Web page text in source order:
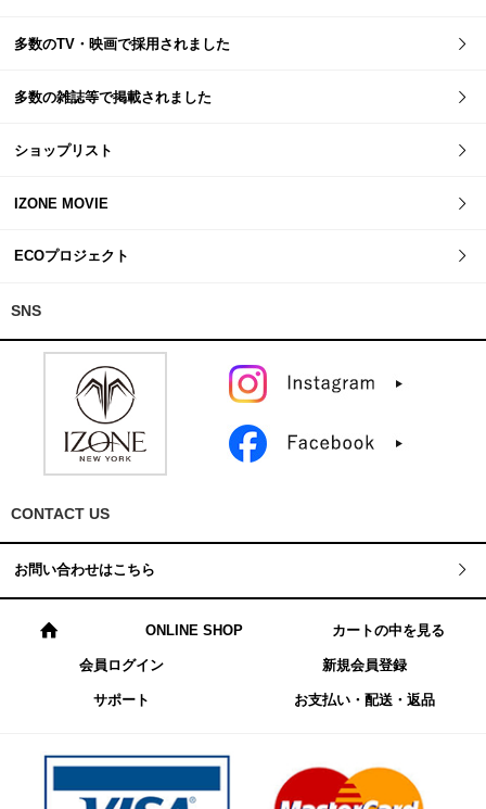
多数のTV・映画で採用されました
多数の雑誌等で掲載されました
ショップリスト
IZONE MOVIE
ECOプロジェクト
SNS
CONTACT US
お問い合わせはこちら
ONLINE SHOP カートの中を見る
会員ログイン 新規会員登録
サポート お支払い・配送・返品